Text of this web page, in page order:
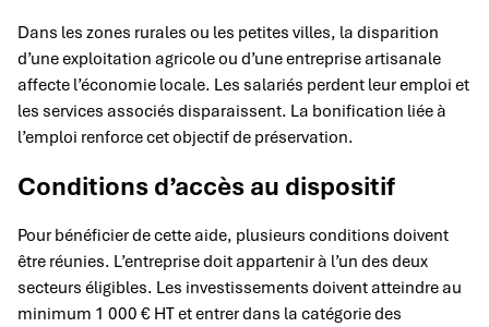
Dans les zones rurales ou les petites villes, la disparition
d’une exploitation agricole ou d’une entreprise artisanale
affecte l’économie locale. Les salariés perdent leur emploi et
les services associés disparaissent. La bonification liée à
l’emploi renforce cet objectif de préservation.
Conditions d’accès au dispositif
Pour bénéficier de cette aide, plusieurs conditions doivent
être réunies. L’entreprise doit appartenir à l’un des deux
secteurs éligibles. Les investissements doivent atteindre au
minimum 1 000 € HT et entrer dans la catégorie des